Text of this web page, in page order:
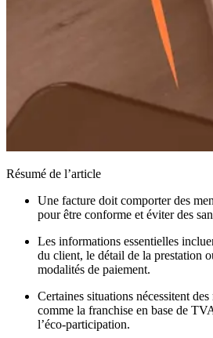
Résumé de l’article
Une facture doit comporter des
pour être conforme et éviter des
Les informations essentielles
du client, le détail de la prestation
modalités de paiement.
Certaines situations nécessitent
comme la franchise en base de
l’éco-participation.